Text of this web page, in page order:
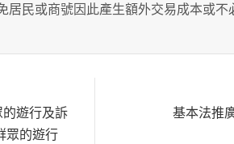
居民或商號因此產生額外交易成本或不
遊行及訴
眾的遊行
基本法推